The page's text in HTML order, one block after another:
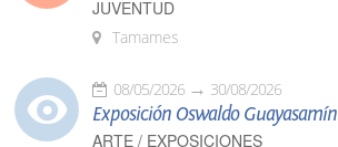
JUVENTUD
Tamames
08/05/2026 30/08/2026
Exposición Oswaldo Guayasamín
ARTE / EXPOSICIONES